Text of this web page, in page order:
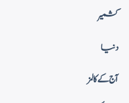
کشمیر
دنیا
آج کے کالمز